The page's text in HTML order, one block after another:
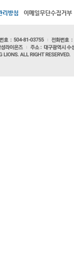
리방침 이메일무단수집거부